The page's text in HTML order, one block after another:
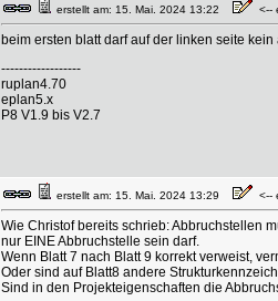
erstellt am: 15. Mai. 2024 13:22 <--
beim ersten blatt darf auf der linken seite
------------------
ruplan4.70
eplan5.x
P8 V1.9 bis V2.7
erstellt am: 15. Mai. 2024 13:29 <--
Wie Christof bereits schrieb: Abbruchstellen
nur EINE Abbruchstelle sein darf.
Wenn Blatt 7 nach Blatt 9 korrekt verweist,
Oder sind auf Blatt8 andere
Sind in den Projekteigenschaften die